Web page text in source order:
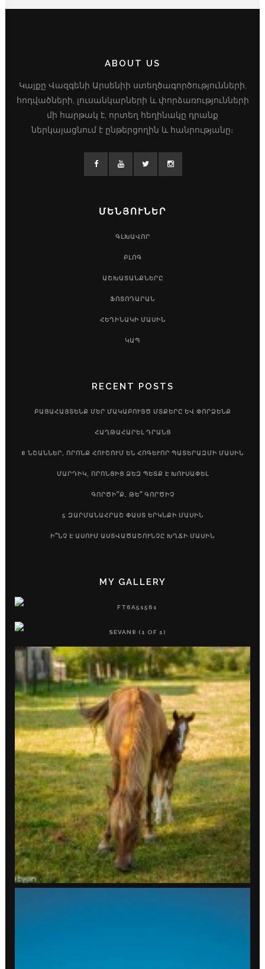
ABOUT US
Կայքը Վազգենի Արսենիի ստեղծագործությունների,
հոդվածների, լուսանկարների և փորձառությունների
մի հարթակ է, որտեղ հեղինակը դրանք
ներկայացնում է ընթերցողին և հանրությանը։
ՄԵՆՅՈՒՆԵՐ
ԳԼԽԱՎՈՐ
ԲԼՈԳ
ԱՇԽԱՏԱՆՔՆԵՐԸ
ՖՈՏՈԴԱՐԱՆ
ՀԵՂԻՆԱԿԻ ՄԱՍԻՆ
ԿԱՊ
RECENT POSTS
ԲԱՑԱՀԱՅՏԵՆՔ ՄԵՐ ՄԱԿԱԲՈՒՅԾ ՄՏՔԵՐԸ ԵՎ ՓՈՐՁԵՆՔ
ՀԱՂԹԱՀԱՐԵԼ ԴՐԱՆՑ
8 ՆՇԱՆՆԵՐ, ՈՐՈՆՔ ՀՈՒՇՈՒՄ ԵՆ ՀՈԳԵՒՈՐ ՊԱՏԵՐԱԶՄԻ ՄԱՍԻՆ
ՄԱՐԴԻԿ, ՈՐՈՆՑԻՑ ՁԵԶ ՊԵՏՔ Է ԽՈՒՍԱՓԵԼ
ԳՈՐԾԻ՞Ք, ԹԵ՞ ԳՈՐԾԻՉ
5 ԶԱՐՄԱՆԱՀՐԱՇ ՓԱՍՏ ԵՐԿՆՔԻ ՄԱՍԻՆ
Ի՞ՆՉ Է ԱՍՈՒՄ ԱՍՏՎԱԾԱՇՈՒՆՉԸ ԽՂՃԻ ՄԱՍԻՆ
MY GALLERY